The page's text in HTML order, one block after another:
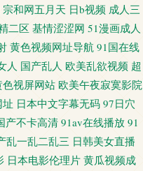
导航 无码久久网 91AV导航福利
蕉 超碰97人人爽 亚洲东方aⅴ在
韩免看一级a 丁香乱轮 伊人福利
资源在线 操操网站91 91国在线
宗和网五月天 日b视频 成人三
二区 基情涩涩网 51漫画成人
黄色视频网址导航 91国在线
人 国产乱人 欧美乱欲视频 超
色视屏网站 欧美午夜寂寞影院
日本中文字幕无码 97日穴
产不卡高清91av在线播放 91
乱一乱二乱三 日韩美女直播
日本电影伦理片 黄瓜视频成